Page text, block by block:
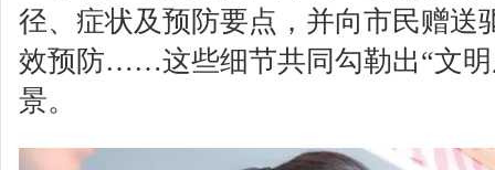
径、症状及预防要点，并向市民赠送
效预防……这些细节共同勾勒出“文明
景。